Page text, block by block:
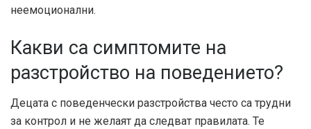
неемоционални.
Какви са симптомите на
разстройство на поведението?
Децата с поведенчески разстройства често са трудни
за контрол и не желаят да следват правилата. Те